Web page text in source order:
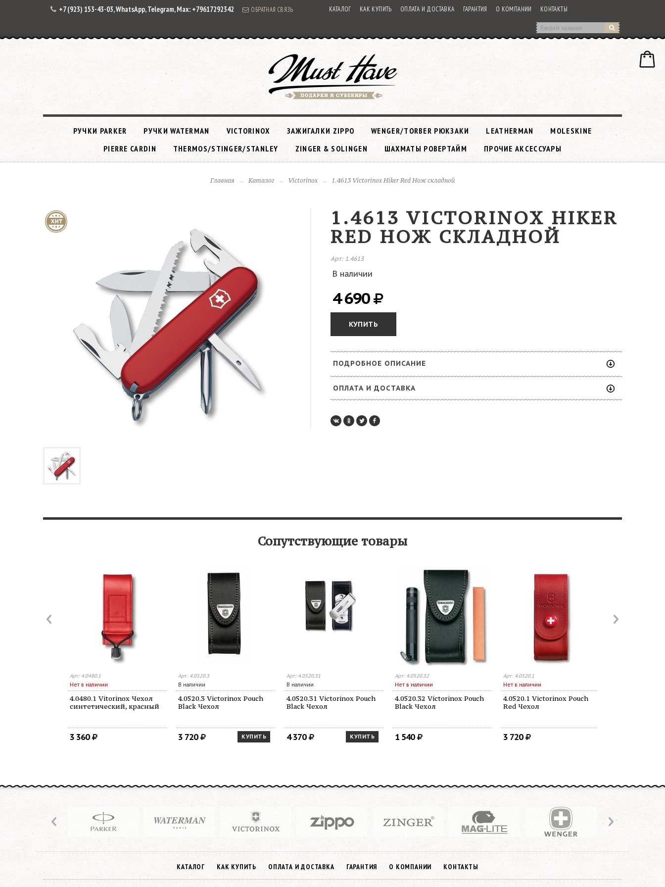
+7 (923) 153-43-03, WhatsApp, Telegram, Max: +79617292342 ОБРАТНАЯ СВЯЗЬ КАТАЛОГ КАК КУПИТЬ ОПЛАТА И ДОСТАВКА ГАРАНТИЯ О КОМПАНИИ КОНТАКТЫ
РУЧКИ PARKER РУЧКИ WATERMAN VICTORINOX ЗАЖИГАЛКИ ZIPPO WENGER/TORBER РЮКЗАКИ LEATHERMAN
MOLESKINE
PIERRE CARDIN
THERMOS/STINGER/STANLEY ZINGER & SOLINGEN ШАХМАТЫ РОВЕРТАЙМ ПРОЧИЕ АКСЕССУАРЫ
Главная Каталог Victorinox 1.4613 Victorinox Hiker Red Нож складной
1.4613 VICTORINOX HIKER
RED НОЖ СКЛАДНОЙ
Арт: 1.4613
В наличии
4 690
КУПИТЬ
ПОДРОБНОЕ ОПИСАНИЕ
ОПЛАТА И ДОСТАВКА
Сопутствующие товары
Арт: 4.0480.1
Нет в наличии
4.0480.1 Vitorinox Чехол
синтетический, красный
3 360
Арт: 4.0520.3
В наличии
4.0520.3 Victorinox Pouch
Black Чехол
3 720 КУПИТЬ
Арт: 4.0520.31
В наличии
4.0520.31 Victorinox Pouch
Black Чехол
4 370 КУПИТЬ
Арт: 4.0520.32
Нет в наличии
4.0520.32 Victorinox Pouch
Black Чехол
1 540
Арт: 4.0520.1
Нет в наличии
4.0520.1 Victorinox Pouch
Red Чехол
3 720
КАТАЛОГ КАК КУПИТЬ ОПЛАТА И ДОСТАВКА ГАРАНТИЯ О КОМПАНИИ КОНТАКТЫ